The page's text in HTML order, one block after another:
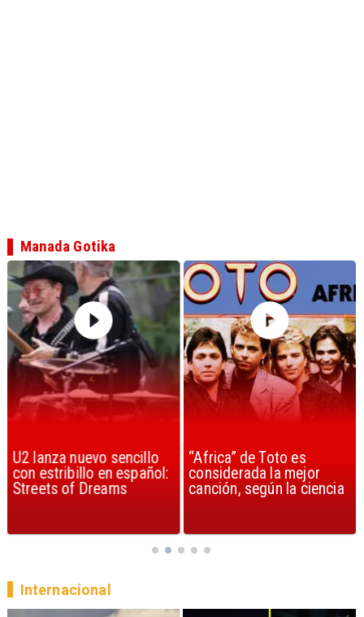
U2 lanza nuevo sencillo
con estribillo en español:
Streets of Dreams
“Africa” de Toto es
considerada la mejor
canción, según la ciencia
Manada Gotika
Internacional